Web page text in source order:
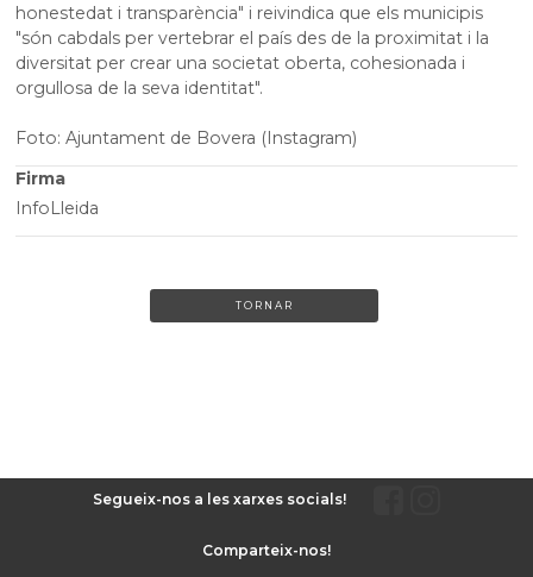
honestedat i transparència" i reivindica que els municipis
"són cabdals per vertebrar el país des de la proximitat i la
diversitat per crear una societat oberta, cohesionada i
orgullosa de la seva identitat".
Foto: Ajuntament de Bovera (Instagram)
Firma
InfoLleida
TORNAR
Segueix-nos a les xarxes socials!